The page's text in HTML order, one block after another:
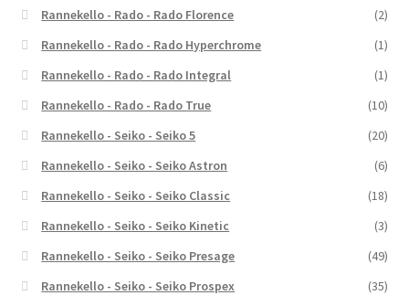
Rannekello - Rado - Rado Florence
(2)
Rannekello - Rado - Rado Hyperchrome
(1)
Rannekello - Rado - Rado Integral
(1)
Rannekello - Rado - Rado True
(10)
Rannekello - Seiko - Seiko 5
(20)
Rannekello - Seiko - Seiko Astron
(6)
Rannekello - Seiko - Seiko Classic
(18)
Rannekello - Seiko - Seiko Kinetic
(3)
Rannekello - Seiko - Seiko Presage
(49)
Rannekello - Seiko - Seiko Prospex
(35)